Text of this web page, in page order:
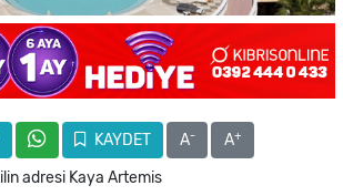
KAYDET A- A+
adresi Kaya Artemis